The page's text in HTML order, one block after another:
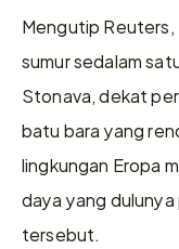
Mengutip
sumur sedalam
Stonava, dekat
batu bara yang
lingkungan Eropa
daya yang
tersebut.